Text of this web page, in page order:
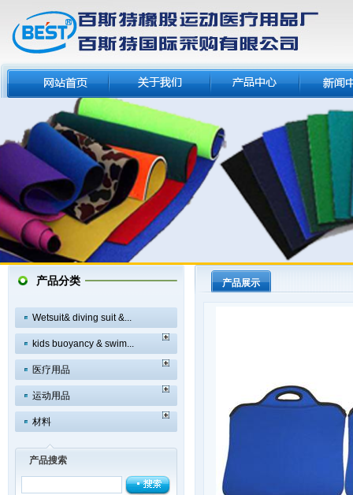
产品分类
Wetsuit& diving suit &...
kids buoyancy & swim...
医疗用品
运动用品
材料
产品搜索
产品展示